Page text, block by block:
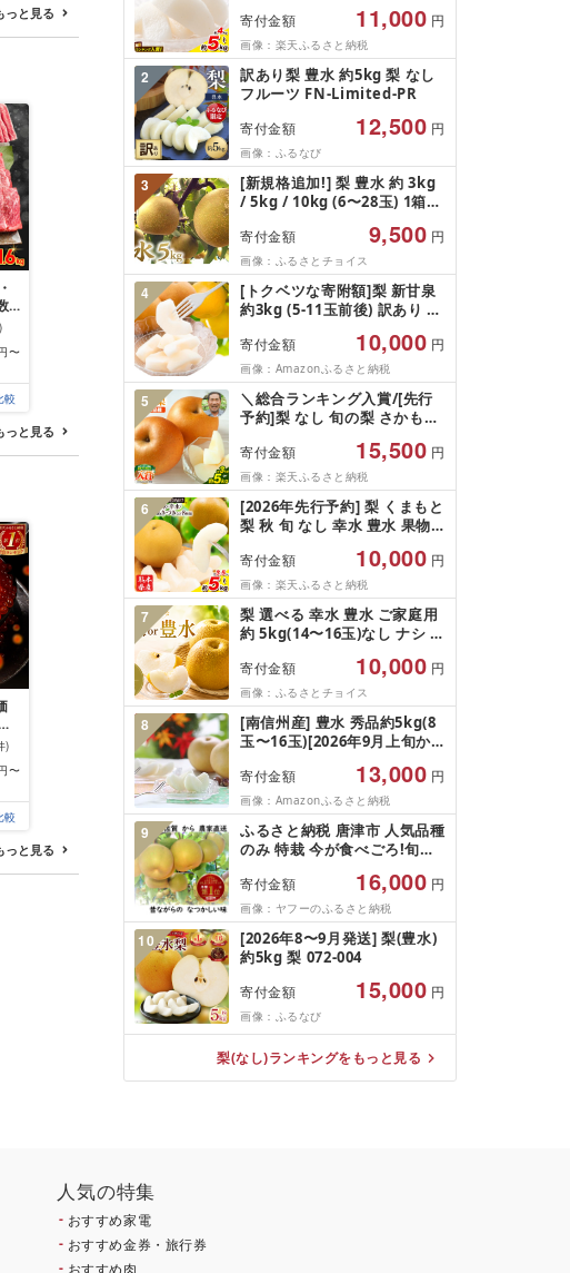
っと見る
)
〜
較
っと見る
ッ
)
〜
較
っと見る
なし フルーツ 果物 旬 [2026
年8月下旬‐11月中旬頃出荷]熊
本県 荒尾市 旬の梨 幸水 秋麗
豊水 あきづき 新高 など 合計
8種のいずれか(品種指定不可)
ジュース
寄付金額 11,000 円
画像：楽天ふるさと納税
2
訳あり梨 豊水 約5kg 梨 なし
フルーツ FN-Limited-PR
寄付金額 12,500 円
画像：ふるなび
3
[新規格追加!] 梨 豊水 約 3kg
/ 5kg / 10kg (6〜28玉) 1箱
ほうすい梨 旬の梨 和梨 果実
豊水梨 秀品 あり 贈答用 贈答
甘み 品種 果肉 果汁 たっぷり
果物 くだもの デザート フル
ーツ nasi 2026年産 先行予約
旬の果物 旬のフルーツ 高評価
大人気 おすすめ 特産品 茨城
県産 JA 北つくば 関東 茨城 筑
西
寄付金額 9,500 円
画像：ふるさとチョイス
4
[トクベツな寄附額]梨 新甘泉
約3kg (5-11玉前後) 訳あり し
[2026年8月下旬-9月下旬頃出
荷]
寄付金額 10,000 円
画像：Amazonふるさと納税
5
＼総合ランキング入賞/[先行
予約]梨 なし 旬の梨 さかもと
10玉 前後) 約 5kg ( 6玉 - 18玉
前後)[日付・品種指定不可] フ
ルーツ ナシ 果物 [旬の梨:8月
中旬-10月上旬/ 秋麗:8月中
旬-8月下旬/ 甘太:9月中旬-10
月上旬]
寄付金額 15,500 円
画像：楽天ふるさと納税
6
[2026年先行予約] 梨 くまもと
梨 秋 旬 なし 幸水 豊水 果物
あきづき 甘太 新高 新興 約
3.5kg 約5kg 熊本県産[着日指
定不可][8月下旬-11月中旬頃
出荷]旬 果物 お取り寄せ ナシ
寄付金額 10,000 円
画像：楽天ふるさと納税
7
梨 選べる 幸水 豊水 ご家庭用
約 5kg(14〜16玉)なし ナシ 5
物 果実 くだもの フルーツ
fruit nasi 茨城県 鉾田市 山
﨑農園
寄付金額 10,000 円
画像：ふるさとチョイス
8
[南信州産] 豊水 秀品約5kg(8
玉〜16玉)[2026年9月上旬か
寄付金額 13,000 円
画像：Amazonふるさと納税
9
ふるさと納税 唐津市 人気品種
のみ 特栽 今が食べごろ!旬の
ら発送 佐賀県唐津市産
寄付金額 16,000 円
画像：ヤフーのふるさと納税
10
[2026年8〜9月発送] 梨(豊水)
約5kg 梨 072-004
寄付金額 15,000 円
画像：ふるなび
梨(なし)ランキングをもっと見る
人気の特集
おすすめ家電
おすすめ金券・旅行券
おすすめ肉